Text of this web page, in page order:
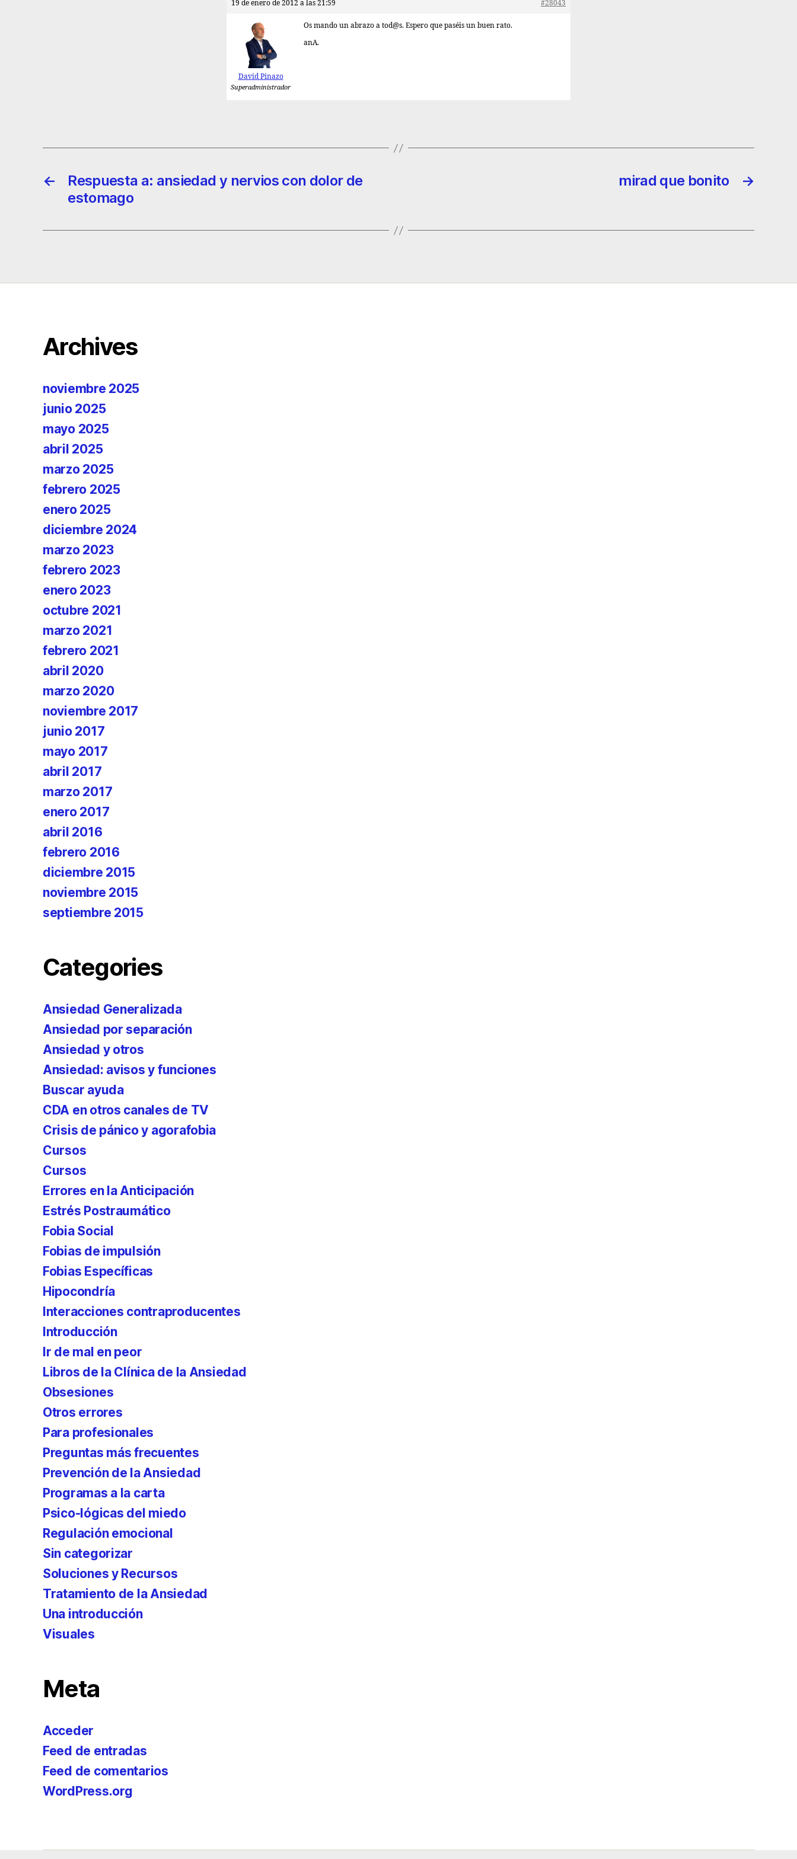
19 de enero de 2012 a las 21:59 #28043
David Pinazo
Superadministrador
Os mando un abrazo a tod@s. Espero que paséis un buen rato.
anA.
←
Respuesta a: ansiedad y nervios con dolor de
estomago
→
mirad que bonito
Archives
noviembre 2025
junio 2025
mayo 2025
abril 2025
marzo 2025
febrero 2025
enero 2025
diciembre 2024
marzo 2023
febrero 2023
enero 2023
octubre 2021
marzo 2021
febrero 2021
abril 2020
marzo 2020
noviembre 2017
junio 2017
mayo 2017
abril 2017
marzo 2017
enero 2017
abril 2016
febrero 2016
diciembre 2015
noviembre 2015
septiembre 2015
Categories
Ansiedad Generalizada
Ansiedad por separación
Ansiedad y otros
Ansiedad: avisos y funciones
Buscar ayuda
CDA en otros canales de TV
Crisis de pánico y agorafobia
Cursos
Cursos
Errores en la Anticipación
Estrés Postraumático
Fobia Social
Fobias de impulsión
Fobias Específicas
Hipocondría
Interacciones contraproducentes
Introducción
Ir de mal en peor
Libros de la Clínica de la Ansiedad
Obsesiones
Otros errores
Para profesionales
Preguntas más frecuentes
Prevención de la Ansiedad
Programas a la carta
Psico-lógicas del miedo
Regulación emocional
Sin categorizar
Soluciones y Recursos
Tratamiento de la Ansiedad
Una introducción
Visuales
Meta
Acceder
Feed de entradas
Feed de comentarios
WordPress.org